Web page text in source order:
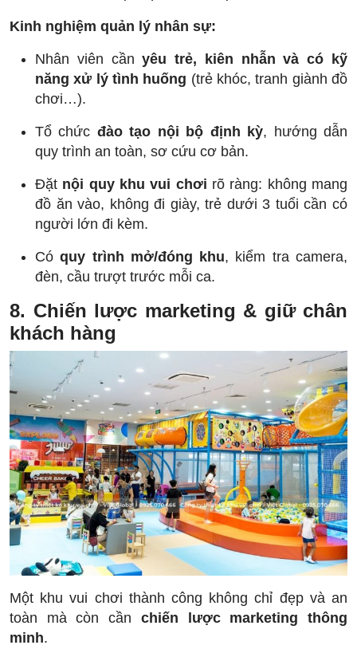
Kinh nghiệm quản lý nhân sự:
Nhân viên cầnyêu trẻ, kiên nhẫn và có kỹ
năng xử lý tình huống (trẻ khóc, tranh giành đồ
chơi…).
Tổ chức đào tạo nội bộ định kỳ, hướng dẫn
quy trình an toàn, sơ cứu cơ bản.
Đặt nội quy khu vui chơi rõ ràng: không mang
đồ ăn vào, không đi giày, trẻ dưới 3 tuổi cần có
người lớn đi kèm.
Cóquy trình mở/đóng khu, kiểm tra camera,
đèn, cầu trượt trước mỗi ca.
8. Chiến lược marketing & giữ chân
khách hàng
Một khu vui chơi thành công không chỉ đẹp và an
toàn mà còn cần chiến lược marketing thông
minh.